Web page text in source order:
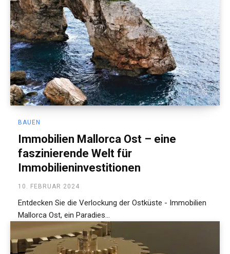
BAUEN
Immobilien Mallorca Ost – eine
faszinierende Welt für
Immobilieninvestitionen
10. FEBRUAR 2024
Entdecken Sie die Verlockung der Ostküste - Immobilien
Mallorca Ost, ein Paradies...